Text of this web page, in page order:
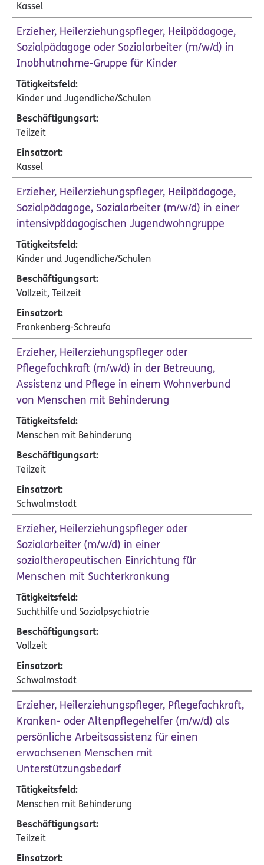
Kassel
Erzieher, Heilerziehungspfleger, Heilpädagoge,
Sozialpädagoge oder Sozialarbeiter (m/w/d) in
Inobhutnahme-Gruppe für Kinder
Kinder und Jugendliche/Schulen
Teilzeit
Kassel
Erzieher, Heilerziehungspfleger, Heilpädagoge,
Sozialpädagoge, Sozialarbeiter (m/w/d) in einer
intensivpädagogischen Jugendwohngruppe
Kinder und Jugendliche/Schulen
Vollzeit, Teilzeit
Frankenberg-Schreufa
Erzieher, Heilerziehungspfleger oder
Pflegefachkraft (m/w/d) in der Betreuung,
Assistenz und Pflege in einem Wohnverbund
von Menschen mit Behinderung
Menschen mit Behinderung
Teilzeit
Schwalmstadt
Erzieher, Heilerziehungspfleger oder
Sozialarbeiter (m/w/d) in einer
sozialtherapeutischen Einrichtung für
Menschen mit Suchterkrankung
Suchthilfe und Sozialpsychiatrie
Vollzeit
Schwalmstadt
Erzieher, Heilerziehungspfleger, Pflegefachkraft,
Kranken- oder Altenpflegehelfer (m/w/d) als
persönliche Arbeitsassistenz für einen
erwachsenen Menschen mit
Unterstützungsbedarf
Menschen mit Behinderung
Teilzeit